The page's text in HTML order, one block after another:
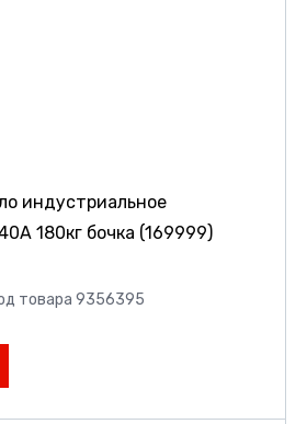
индустриальное
180кг бочка (169999)
товара 9356395